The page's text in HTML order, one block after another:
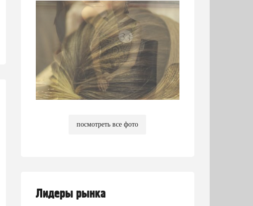
посмотреть все фото
Лидеры рынка